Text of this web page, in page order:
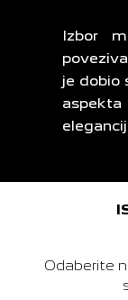
Izbor
je dobio
Odaberite